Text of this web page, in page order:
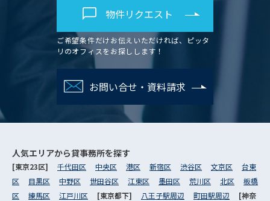
物件リクエスト
ご希望条件だけお伝えいただければ、ピッタ
リのオフィスをお探しします！
お問い合せ・資料請求
人気エリアから貸事務所を探す
[東京23区] 千代田区 中央区 港区 新宿区 渋谷区 文京区
台東
区
目黒区 中野区 世田谷区 江東区 墨田区 荒川区 北区
板橋
区
練馬区 江戸川区 [東京都下] 八王子駅周辺 町田駅周辺
[神奈